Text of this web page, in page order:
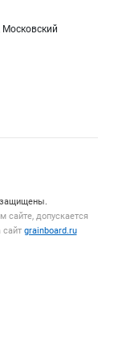
Московский
защищены.
сайте, допускается
сайт grainboard.ru